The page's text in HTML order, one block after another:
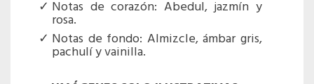
Notas de corazón: Abedul, jazmín y
rosa.
Notas de fondo: Almizcle, ámbar gris,
pachulí y vainilla.